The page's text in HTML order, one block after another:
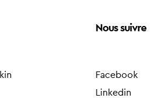
Nous suivre
Facebook
Linkedin